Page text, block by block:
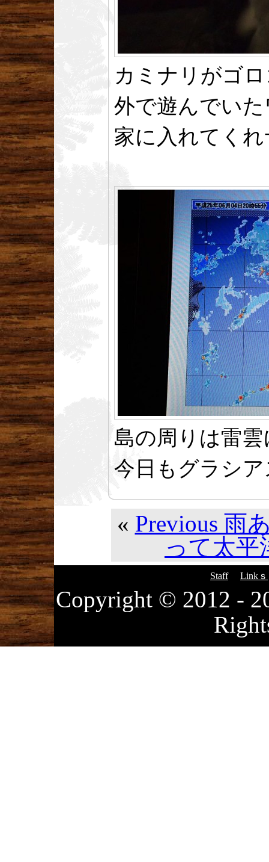
カミナリがゴ
外で遊んでい
家に入れてく
島の周りは雷
今日もグラシア
« Previous 雨
って太平
Staff Linkｓ
Copyright © 2012 -